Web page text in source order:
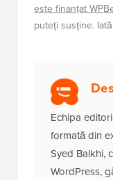
este finanțat
puteți susține. Iată
Echipa
formată din
Syed Balkhi,
WordPress,